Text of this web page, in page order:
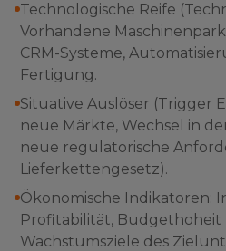
Technologische Reife
Vorhandene
CRM-Systeme,
Fertigung.
Situative Auslöser (Trigger
neue Märkte, Wechsel in
neue regulatorische
Lieferkettengesetz).
Ökonomische Indikatoren:
Profitabilität, Budgethoheit
Wachstumsziele des